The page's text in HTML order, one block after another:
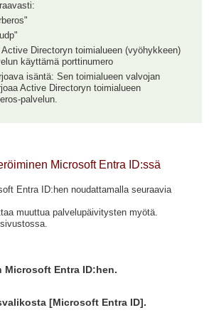
Active Directoryn toimialueen (vyöhykkeen)
käyttämä porttinumero
isäntä: Sen toimialueen valvojan
Active Directoryn toimialueen
palvelun.
Microsoft Entra ID:ssä
Entra ID:hen noudattamalla seuraavia
muuttua palvelupäivitysten myötä.
Microsoft Entra ID:hen.
[Microsoft Entra ID].